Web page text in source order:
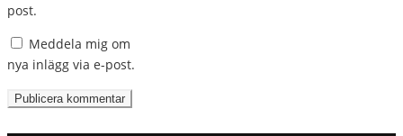
post.
Meddela mig om
nya inlägg via e-post.